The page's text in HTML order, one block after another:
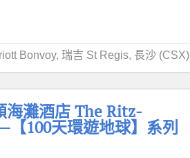
Bonvoy, 瑞吉 St Regis, 長沙 (CSX)
海灘酒店 The Ritz-
100天環遊地球】系列